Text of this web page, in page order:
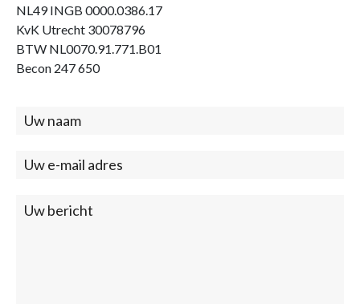
NL49 INGB 0000.0386.17
KvK Utrecht 30078796
BTW NL0070.91.771.B01
Becon 247 650
Contact